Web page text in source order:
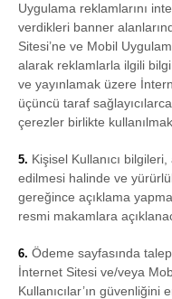
Uygulama reklamlarını
verdikleri banner
Sitesi’ne ve Mobil
alarak reklamlarla ilgili
ve yayınlamak üzere
üçüncü taraf
çerezler birlikte
5. Kişisel Kullanıcı
edilmesi halinde ve
gereğince açıklama
resmi makamlara
6. Ödeme sayfasında
İnternet Sitesi ve/veya
Kullanıcılar’ın